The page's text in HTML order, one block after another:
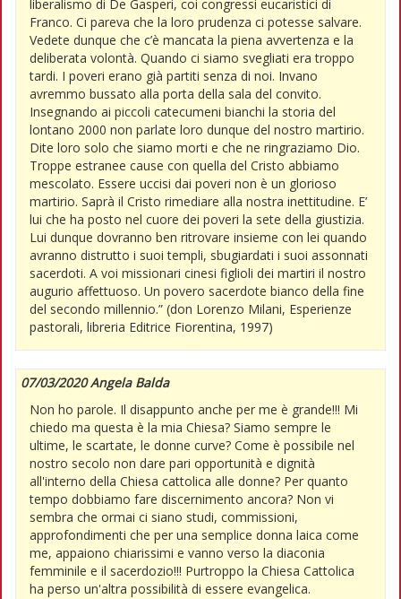
liberalismo di De Gasperi, coi congressi eucaristici di
Franco. Ci pareva che la loro prudenza ci potesse salvare.
Vedete dunque che c’è mancata la piena avvertenza e la
deliberata volontà. Quando ci siamo svegliati era troppo
tardi. I poveri erano già partiti senza di noi. Invano
avremmo bussato alla porta della sala del convito.
Insegnando ai piccoli catecumeni bianchi la storia del
lontano 2000 non parlate loro dunque del nostro martirio.
Dite loro solo che siamo morti e che ne ringraziamo Dio.
Troppe estranee cause con quella del Cristo abbiamo
mescolato. Essere uccisi dai poveri non è un glorioso
martirio. Saprà il Cristo rimediare alla nostra inettitudine. E’
lui che ha posto nel cuore dei poveri la sete della giustizia.
Lui dunque dovranno ben ritrovare insieme con lei quando
avranno distrutto i suoi templi, sbugiardati i suoi assonnati
sacerdoti. A voi missionari cinesi figlioli dei martiri il nostro
augurio affettuoso. Un povero sacerdote bianco della fine
del secondo millennio.” (don Lorenzo Milani, Esperienze
pastorali, libreria Editrice Fiorentina, 1997)
07/03/2020 Angela Balda
Non ho parole. Il disappunto anche per me è grande!!! Mi
chiedo ma questa è la mia Chiesa? Siamo sempre le
ultime, le scartate, le donne curve? Come è possibile nel
nostro secolo non dare pari opportunità e dignità
all'interno della Chiesa cattolica alle donne? Per quanto
tempo dobbiamo fare discernimento ancora? Non vi
sembra che ormai ci siano studi, commissioni,
approfondimenti che per una semplice donna laica come
me, appaiono chiarissimi e vanno verso la diaconia
femminile e il sacerdozio!!! Purtroppo la Chiesa Cattolica
ha perso un'altra possibilità di essere evangelica.